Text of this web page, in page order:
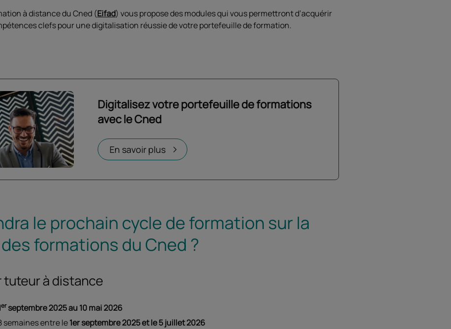
à distance du Cned (Eifad) vous propose des modules qui vous permettront d’acquérir
clefs pour une digitalisation réussie de votre portefeuille de formation.
Digitalisez votre portefeuille de formations
avec le Cned
En savoir plus
Ouvrir dans un nouvel onglet
le prochain cycle de formation sur la
formations du Cned ?
tuteur à distance
erseptembre 2025 au 10 mai 2026
semaines entre le1er septembre 2025 et le 5 juillet 2026